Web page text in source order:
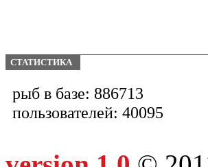
СТАТИСТИКА
рыб в базе: 886713
пользователей: 40095